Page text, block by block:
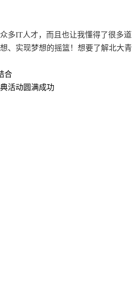
多IT人才，而且也让我懂得了很多
、实现梦想的摇篮！想要了解北大青
合
活动圆满成功